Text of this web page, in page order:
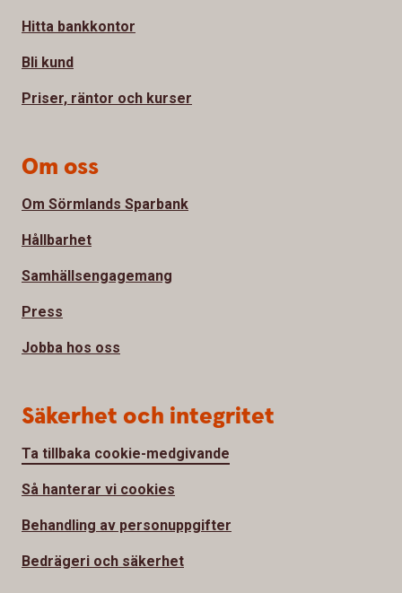
Hitta bankkontor
Bli kund
Priser, räntor och kurser
Om oss
Om Sörmlands Sparbank
Hållbarhet
Samhällsengagemang
Press
Jobba hos oss
Säkerhet och integritet
Ta tillbaka cookie-medgivande
Så hanterar vi cookies
Behandling av personuppgifter
Bedrägeri och säkerhet